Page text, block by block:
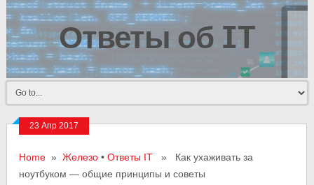
Ответы об IT
23 Апр 2017
Home »Железо •Ответы IT » Как ухаживать за
ноутбуком — общие принципы и советы